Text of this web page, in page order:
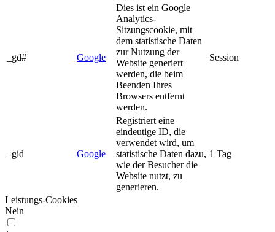
_gd# Google
Dies ist ein Google
Analytics-
Sitzungscookie, mit
dem statistische Daten
zur Nutzung der
Website generiert
werden, die beim
Beenden Ihres
Browsers entfernt
werden.
Session
_gid Google
Registriert eine
eindeutige ID, die
verwendet wird, um
statistische Daten dazu,
wie der Besucher die
Website nutzt, zu
generieren.
1 Tag
Leistungs-Cookies
Nein